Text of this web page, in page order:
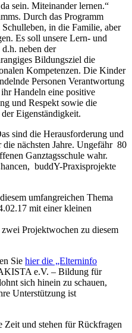
sein. Miteinander lernen.“
Durch das Programm
in die Familie, aber
Es soll unsere Lern- und
neben der
Bildungsziel die
Kompetenzen. Die Kinder
Personen Verantwortung
Handeln eine positive
und Respekt sowie die
Eigenständigkeit.
sind die Herausforderung und
nächsten Jahre. Ungefähr 80
Ganztagsschule wahr.
buddY-Praxisprojekte
umfangreichen Thema
mit einer kleinen
Projektwochen zu diesem
Sie hier die „Elterninfo
e.V. – Bildung für
sich hinein zu schauen,
Unterstützung ist
Zeit und stehen für Rückfragen